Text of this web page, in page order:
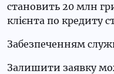
становить 20 млн
клієнта по кредиту
Забезпеченням
Залишити заявку